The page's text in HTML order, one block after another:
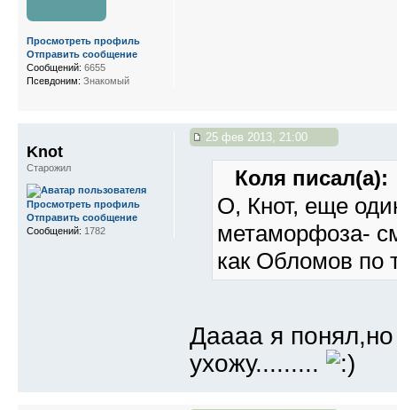
Просмотреть профиль
Отправить сообщение
Сообщений: 6655
Псевдоним: Знакомый
25 фев 2013, 21:00
Коля писал(а):
О, Кнот, еще
метаморфоза-
как Обломов по
Даааа я
ухожу.........
Knot
Старожил
Просмотреть профиль
Отправить сообщение
Сообщений: 1782